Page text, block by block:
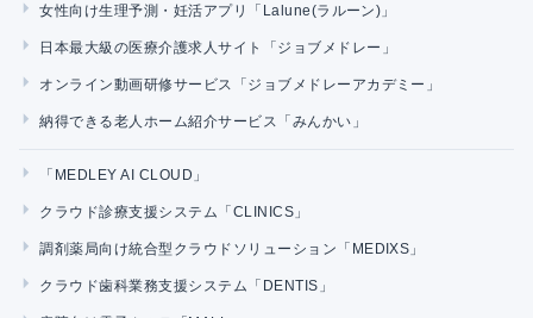
女性向け生理予測・妊活アプリ「Lalune(ラルーン)」
日本最大級の医療介護求人サイト「ジョブメドレー」
オンライン動画研修サービス「ジョブメドレーアカデミー」
納得できる老人ホーム紹介サービス「みんかい」
「MEDLEY AI CLOUD」
クラウド診療支援システム「CLINICS」
調剤薬局向け統合型クラウドソリューション「MEDIXS」
クラウド歯科業務支援システム「DENTIS」